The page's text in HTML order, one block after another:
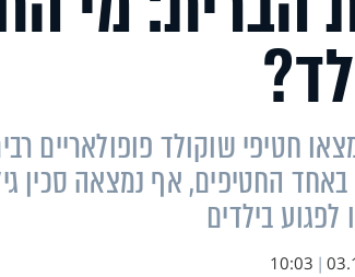
חטיפי שוקולד פופולאריים
החטיפים, אף נמצאה סכין
בילדים
|
10:03